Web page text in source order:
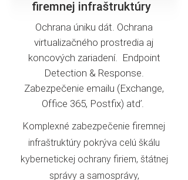
firemnej infraštruktúry
Ochrana úniku dát. Ochrana
virtualizačného prostredia aj
koncových zariadení. Endpoint
Detection & Response.
Zabezpečenie emailu (Exchange,
Office 365, Postfix) atď.
Komplexné zabezpečenie firemnej
infraštruktúry pokrýva celú škálu
kybernetickej ochrany firiem, štátnej
správy a samosprávy,